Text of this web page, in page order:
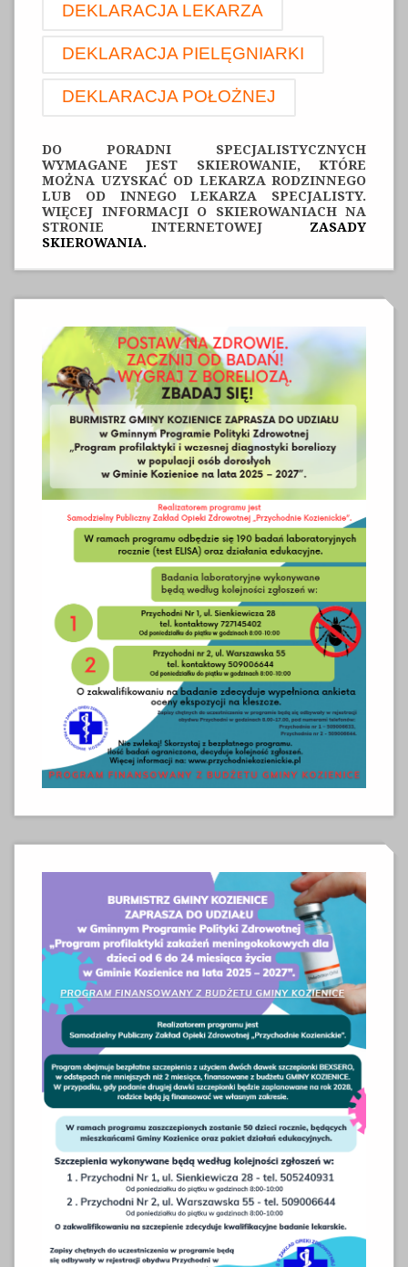
DEKLARACJA LEKARZA
DEKLARACJA PIELĘGNIARKI
DEKLARACJA POŁOŻNEJ
DO PORADNI SPECJALISTYCZNYCH
WYMAGANE JEST SKIEROWANIE, KTÓRE
MOŻNA UZYSKAĆ OD LEKARZA RODZINNEGO
LUB OD INNEGO LEKARZA SPECJALISTY.
WIĘCEJ INFORMACJI O SKIEROWANIACH NA
STRONIE INTERNETOWEJ ZASADY
SKIEROWANIA.